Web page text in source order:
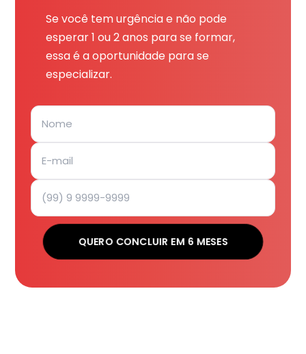
Se você tem urgência e não pode
esperar 1 ou 2 anos para se formar,
essa é a oportunidade para se
especializar.
QUERO CONCLUIR EM 6 MESES